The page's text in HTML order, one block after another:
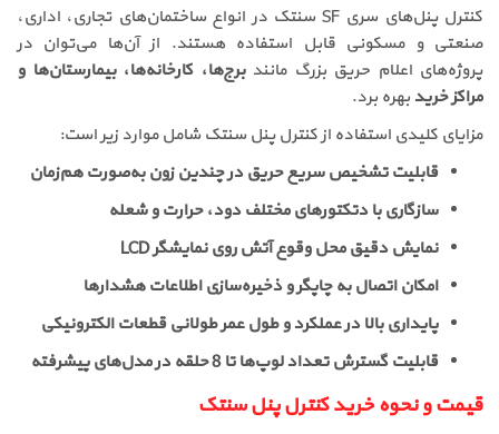
کنترل پنل‌های سری SF سنتک در انواع ساختمان‌های تجاری، اداری،
صنعتی و مسکونی قابل استفاده هستند. از آن‌ها می‌توان در
پروژه‌های اعلام حریق بزرگ مانندبرج‌ها، کارخانه‌ها، بیمارستان‌ها و
مراکز خرید بهره برد.
مزایای کلیدی استفاده از کنترل پنل سنتک شامل موارد زیر است:
قابلیت تشخیص سریع حریق در چندین زون به‌صورت هم‌زمان
سازگاری با دتکتورهای مختلف دود، حرارت و شعله
نمایش دقیق محل وقوع آتش روی نمایشگر LCD
امکان اتصال به چاپگر و ذخیره‌سازی اطلاعات هشدارها
پایداری بالا در عملکرد و طول عمر طولانی قطعات الکترونیکی
قابلیت گسترش تعداد لوپ‌ها تا 8 حلقه در مدل‌های پیشرفته
قیمت و نحوه خرید کنترل پنل سنتک